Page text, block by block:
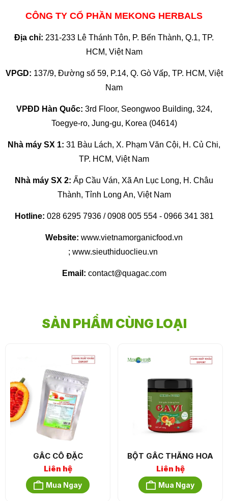
CÔNG TY CỔ PHẦN MEKONG HERBALS
Địa chỉ: 231-233 Lê Thánh Tôn, P. Bến Thành, Q.1, TP.
HCM, Việt Nam
VPGD: 137/9, Đường số 59, P.14, Q. Gò Vấp, TP. HCM, Việt
Nam
VPĐD Hàn Quốc: 3rd Floor, Seongwoo Building, 324,
Toegye-ro, Jung-gu, Korea (04614)
Nhà máy SX 1: 31 Bàu Lách, X. Phạm Văn Cội, H. Củ Chi,
TP. HCM, Việt Nam
Nhà máy SX 2: Ấp Cầu Ván, Xã An Lục Long, H. Châu
Thành, Tỉnh Long An, Việt Nam
Hotline: 028 6295 7936 / 0908 005 554 - 0966 341 381
Website: www.vietnamorganicfood.vn
; www.sieuthiduoclieu.vn
Email: contact@quagac.com
SẢN PHẨM CÙNG LOẠI
GẤC CÔ ĐẶC
Liên hệ
Mua Ngay
BỘT GẤC THĂNG HOA
Liên hệ
Mua Ngay